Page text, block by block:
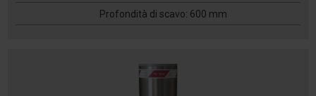
Profondità di scavo: 600 mm